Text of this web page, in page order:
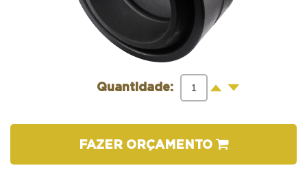
Quantidade: + -
FAZER ORÇAMENTO